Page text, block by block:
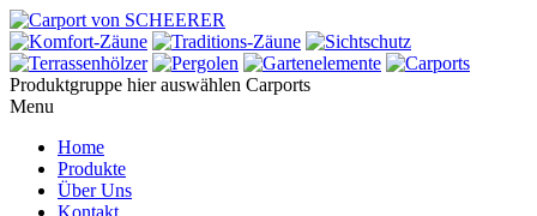
Produktgruppe hier auswählen Carports
Menu
Home
Produkte
Über Uns
Kontakt